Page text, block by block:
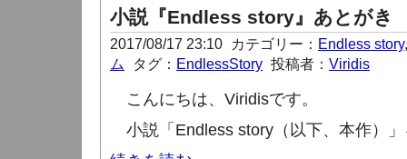
小説『Endless story』あとがき
2017/08/17 23:10 カテゴリー： Endless story
ム
タグ： EndlessStory 投稿者： Viridis
こんにちは、 Viridisです。
小説「 Endless story （以下、本作）